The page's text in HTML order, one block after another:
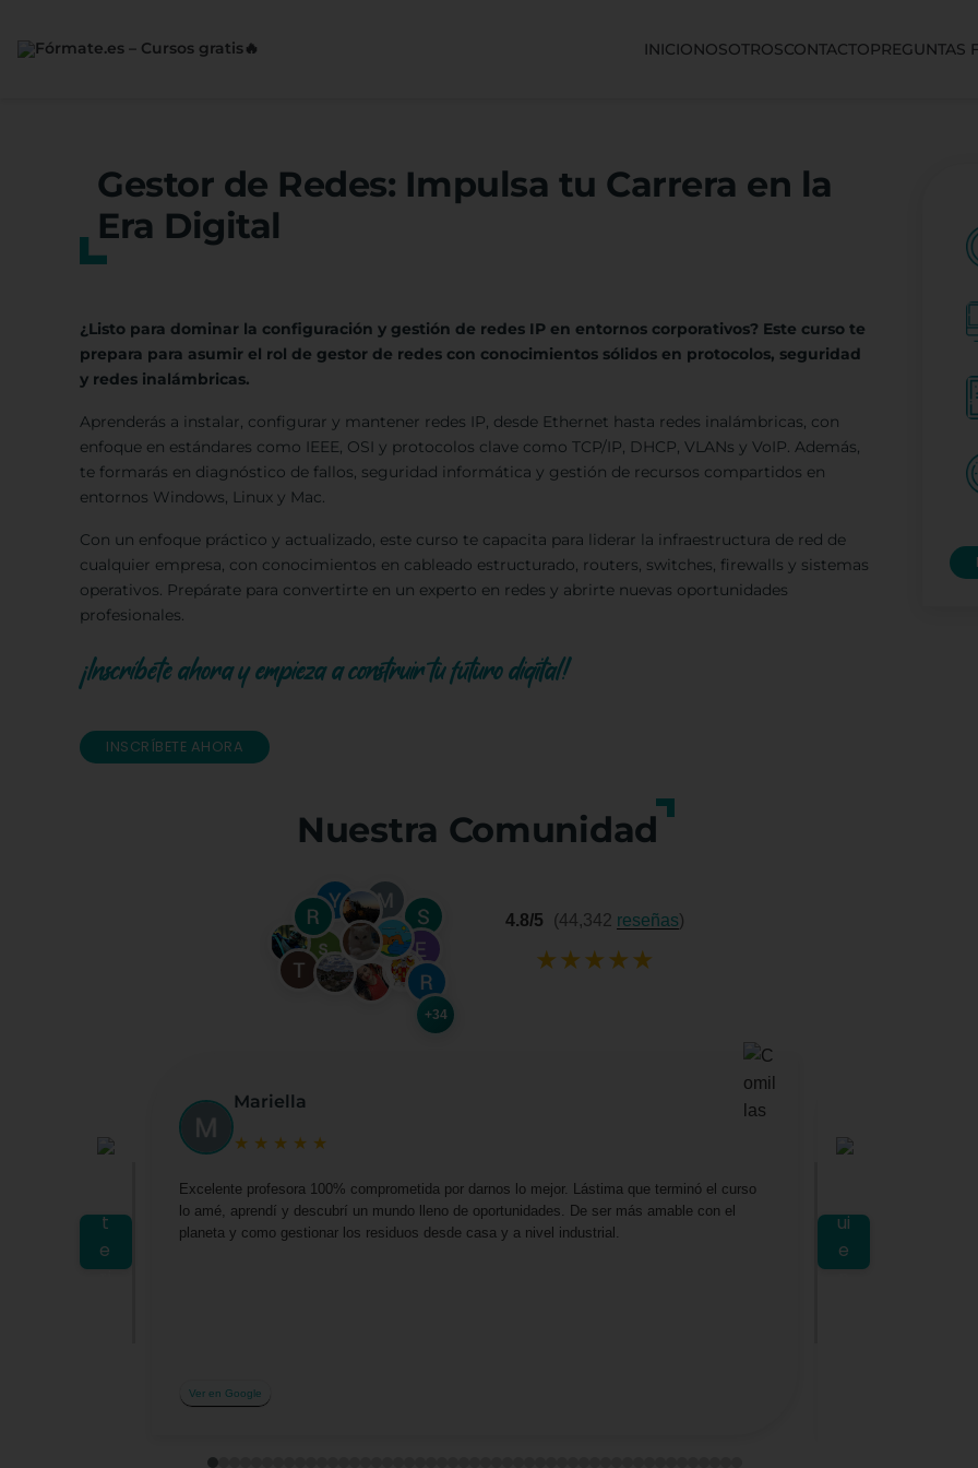
INICIONOSOTROSCONTACTOPREGUNTAS
Gestor de Redes: Impulsa tu Carrera en la
Era Digital
¿Listo para dominar la configuración y gestión de redes IP en entornos corporativos? Este curso te
prepara para asumir el rol de gestor de redes con conocimientos sólidos en protocolos, seguridad
y redes inalámbricas.
Aprenderás a instalar, configurar y mantener redes IP, desde Ethernet hasta redes inalámbricas, con
enfoque en estándares como IEEE, OSI y protocolos clave como TCP/IP, DHCP, VLANs y VoIP. Además,
te formarás en diagnóstico de fallos, seguridad informática y gestión de recursos compartidos en
entornos Windows, Linux y Mac.
Con un enfoque práctico y actualizado, este curso te capacita para liderar la infraestructura de red de
cualquier empresa, con conocimientos en cableado estructurado, routers, switches, firewalls y sistemas
operativos. Prepárate para convertirte en un experto en redes y abrirte nuevas oportunidades
profesionales.
¡Inscríbete ahora y empieza a construir tu futuro digital!
INSCRÍBETE AHORA
Nuestra Comunidad
+34
4.8/5 (44,342 reseñas)
★★★★★
Mariella
★ ★ ★ ★ ★
Excelente profesora 100% comprometida por darnos lo mejor. Lástima que terminó el curso
lo amé, aprendí y descubrí un mundo lleno de oportunidades. De ser más amable con el
planeta y como gestionar los residuos desde casa y a nivel industrial.
Ver en Google
muchas cosas que
importancia de
segura y positiva.